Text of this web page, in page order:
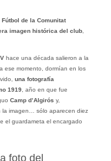
de la Comunitat
imagen histórica del club,
hace una década salieron a la
ese momento, dormían en los
una fotografía
1919, año en que fue
Camp d’Algirós y,
la imagen… sólo aparecen diez
el guardameta el encargado
foto del